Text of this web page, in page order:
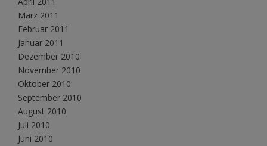
März 2011
Februar 2011
Januar 2011
Dezember 2010
November 2010
Oktober 2010
September 2010
August 2010
Juli 2010
Juni 2010